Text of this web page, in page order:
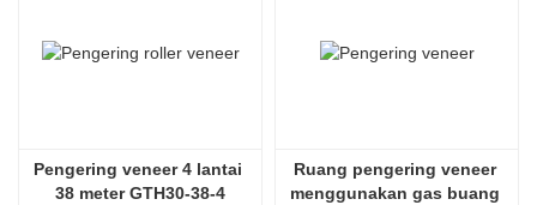
Pengering veneer 4 lantai
38 meter GTH30-38-4
Ruang pengering veneer
menggunakan gas buang